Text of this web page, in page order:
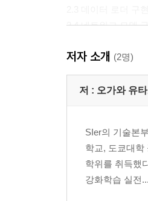
2.4 네트워크 모델
2.6 손실함수 구현
2.7 학습 및 검증 실
2.8 추론 실시
3.1 시맨틱 분할이란
3.2 데이터셋과 데
3.3 PSPNet 네트워
저자 소개 (2명)
저 : 오가와 유
SIer의 기술본
학교, 도쿄대학
학위를 취득했
강화학습 실전...